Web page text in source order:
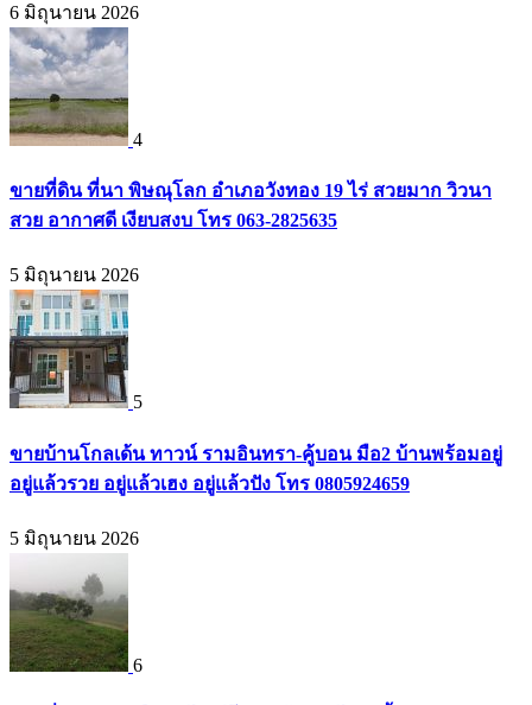
6 มิถุนายน 2026
4
ขายที่ดิน ที่นา พิษณุโลก อำเภอวังทอง 19 ไร่ สวยมาก วิวนา
สวย อากาศดี เงียบสงบ โทร 063-2825635
5 มิถุนายน 2026
5
ขายบ้านโกลเด้น ทาวน์ รามอินทรา-คู้บอน มือ2 บ้านพร้อมอยู่
อยู่แล้วรวย อยู่แล้วเฮง อยู่แล้วปัง โทร 0805924659
5 มิถุนายน 2026
6